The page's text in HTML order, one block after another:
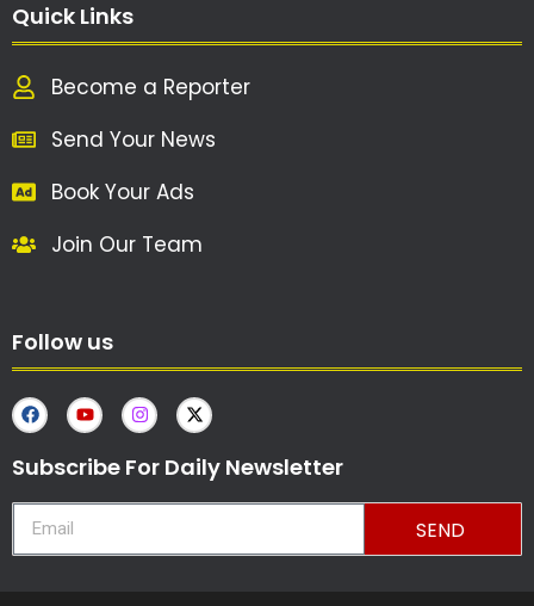
Quick Links
Become a Reporter
Send Your News
Book Your Ads
Join Our Team
Follow us
Subscribe For Daily Newsletter
SEND